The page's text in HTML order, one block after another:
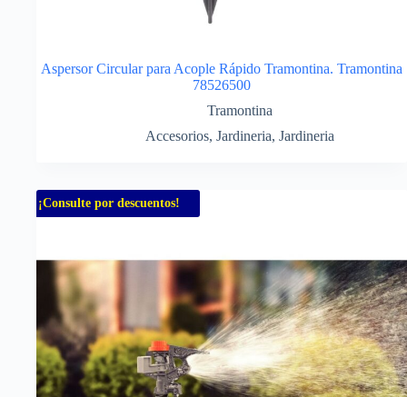
Aspersor Circular para Acople Rápido Tramontina. Tramontina
78526500
Tramontina
Accesorios, Jardineria, Jardineria
¡Consulte por descuentos!